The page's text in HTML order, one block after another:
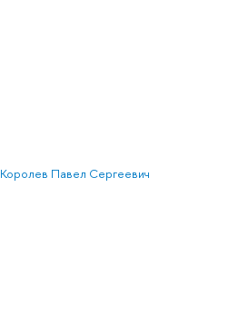
Королев Павел Сергеевич